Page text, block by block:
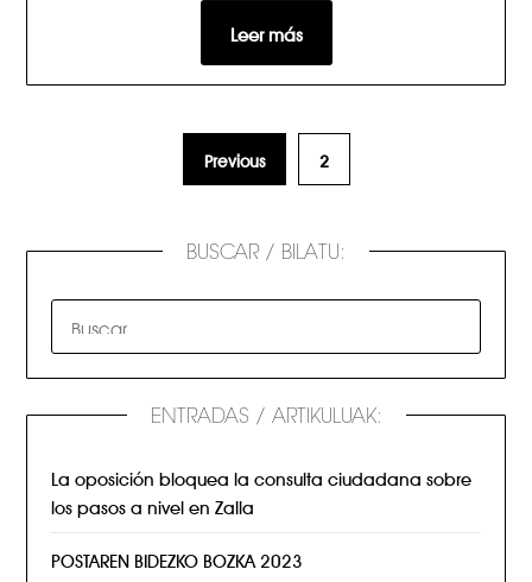
Leer más
Previous 2
BUSCAR / BILATU:
ENTRADAS / ARTIKULUAK:
La oposición bloquea la consulta ciudadana sobre
los pasos a nivel en Zalla
POSTAREN BIDEZKO BOZKA 2023